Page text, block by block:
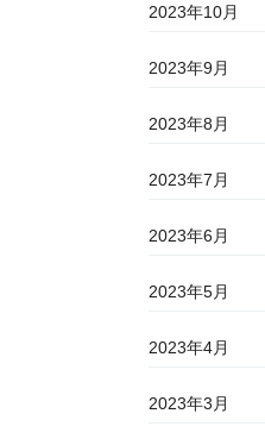
2023年10月
2023年9月
2023年8月
2023年7月
2023年6月
2023年5月
2023年4月
2023年3月